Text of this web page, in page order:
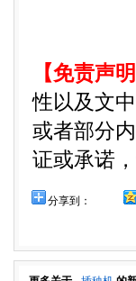
【免责声明
性以及文
或者部分
证或承诺
分享到：